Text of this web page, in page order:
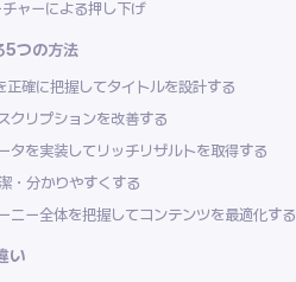
ャーによる押し下げ
5つの方法
正確に把握してタイトルを設計する
クリプションを改善する
タを実装してリッチリザルトを取得する
・分かりやすくする
ニー全体を把握してコンテンツを最適化する
い